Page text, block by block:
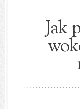
Jak